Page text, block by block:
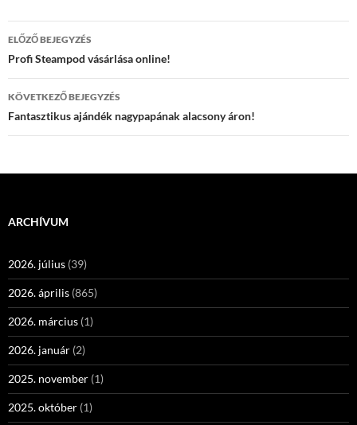
Bejegyzés
navigáció
ELŐZŐ BEJEGYZÉS
Profi Steampod vásárlása online!
KÖVETKEZŐ BEJEGYZÉS
Fantasztikus ajándék nagypapának alacsony áron!
ARCHÍVUM
2026. július (39)
2026. április (865)
2026. március (1)
2026. január (2)
2025. november (1)
2025. október (1)